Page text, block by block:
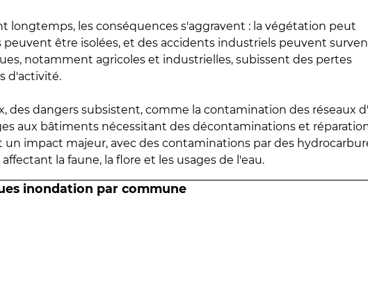
longtemps, les conséquences s'aggravent : la végétation peut
être isolées, et des accidents industriels peuvent
notamment agricoles et industrielles, subissent des pertes
d'activité.
des dangers subsistent, comme la contamination des réseaux
aux bâtiments nécessitant des décontaminations et
un impact majeur, avec des contaminations par des
la faune, la flore et les usages de l'eau.
inondation par commune